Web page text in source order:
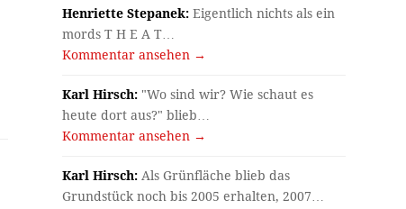
Henriette Stepanek: Eigentlich nichts als ein
mords T H E A T…
Kommentar ansehen →
Karl Hirsch: "Wo sind wir? Wie schaut es
heute dort aus?" blieb…
Kommentar ansehen →
Karl Hirsch: Als Grünfläche blieb das
Grundstück noch bis 2005 erhalten, 2007…